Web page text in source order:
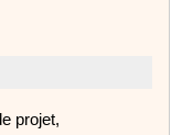
projet,